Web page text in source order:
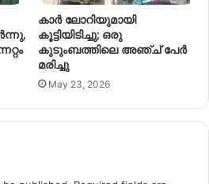
കാർ ലോറിയുമായി
കൂട്ടിയിടിച്ചു; ഒരു
കുടുംബത്തിലെ അഞ്ച് പേർ
മരിച്ചു
May 23, 2026